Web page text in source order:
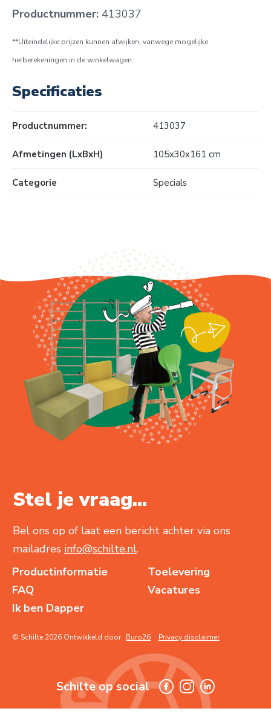
Productnummer: 413037
**Uiteindelijke prijzen kunnen afwijken, vanwege mogelijke
herberekeningen in de winkelwagen.
Specificaties
Productnummer: 413037
Afmetingen (LxBxH) 105x30x161 cm
Categorie Specials
Stel je vraag...
Bel ons op of laat een bericht achter via ons
mailadres info@schilte.nl.
Productinformatie
Toelevering
FAQ
Vacatures
Ik ben Dapper
© Schilte 2026 Ontwikkeld door Buro26 Privacy disclaimer
Schilte op social